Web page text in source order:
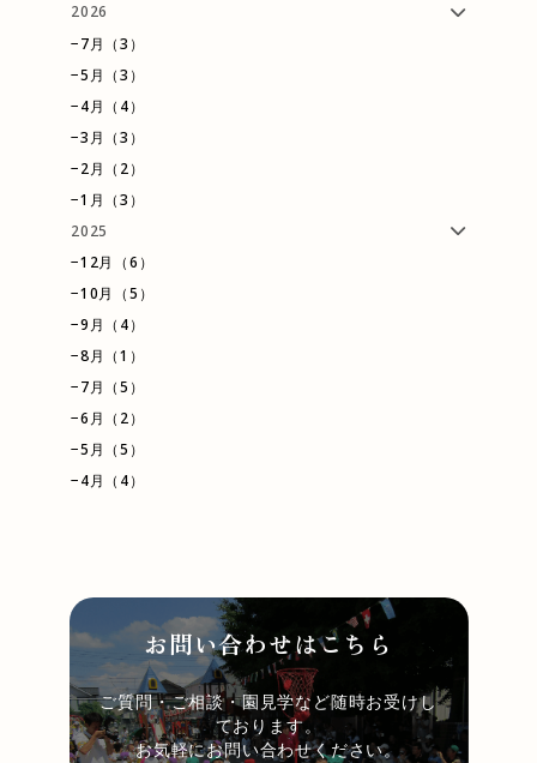
2026
−7月（3）
−5月（3）
−4月（4）
−3月（3）
−2月（2）
−1月（3）
2025
−12月（6）
−10月（5）
−9月（4）
−8月（1）
−7月（5）
−6月（2）
−5月（5）
−4月（4）
お問い合わせはこちら
ご質問・ご相談・園見学など随時お受けし
ております。
お気軽にお問い合わせください。